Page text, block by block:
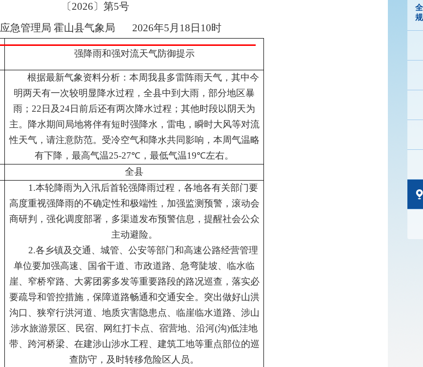
〔2026〕第5号
应急管理局 霍山县气象局 2026年5月 18 日 10时
强降雨和强对流天气防御提示
根据最新气象资料分析：本周我县多雷阵雨天气，其中今
明两天有一次较明显降水过程，全县中到大雨，部分地区暴
雨； 22 日及24日前后还有两次降水过程；其他时段以阴天为
主。降水期间局地将伴有短时强降水，雷电，瞬时大风等对流
性天气，请注意防范。受冷空气和降水共同影响，本周气温略
有下降，最高气温25-27℃ ，最低气温19℃左右。
全县
1.本轮降雨为入汛后首轮强降雨过程，各地各有关部门要
高度重视强降雨的不确定性和极端性，加强监测预警，滚动会
商研判，强化调度部署，多渠道发布预警信息，提醒社会公众
主动避险。
2.各乡镇及交通、城管、公安等部门和高速公路经营管理
单位要加强高速、国省干道、市政道路、急弯陡坡、临水临
崖、窄桥窄路、 大雾团雾多发等重要路段的路况巡查，落实必
要疏导和管控措施， 保障道路畅通和交通安全。突出做好山洪
沟口、狭窄行洪河道、地质灾害隐患点、临崖临水道路、涉山
涉水旅游景区、民宿、网红打卡点、宿营地、沿河(沟)低洼地
带、跨河桥梁、在建涉山涉水工程、建筑工地等重点部位的巡
查防守，及时转移危险区人员。